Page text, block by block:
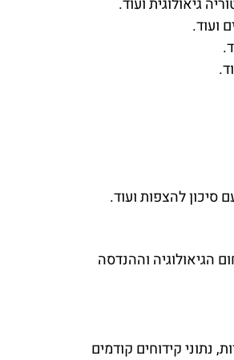
ועוד.
סיכון להצפות ועוד.
הגיאולוגיה וההנדסה
נתוני קידוחים קודמים